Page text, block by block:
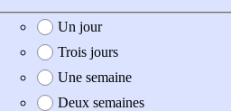
Date de création de l'offre
Un jour
Trois jours
Une semaine
Deux semaines